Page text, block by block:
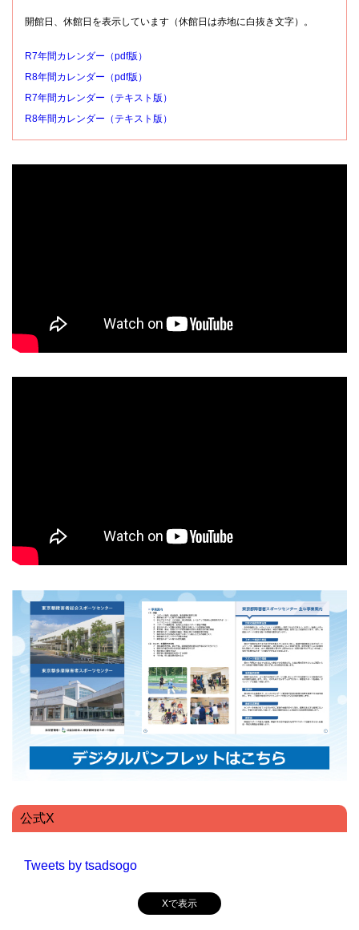
開館日、休館日を表示しています（休館日は赤地に白抜き文字）。
R7年間カレンダー（pdf版）
R8年間カレンダー（pdf版）
R7年間カレンダー（テキスト版）
R8年間カレンダー（テキスト版）
公式X
Tweets by tsadsogo
Xで表示